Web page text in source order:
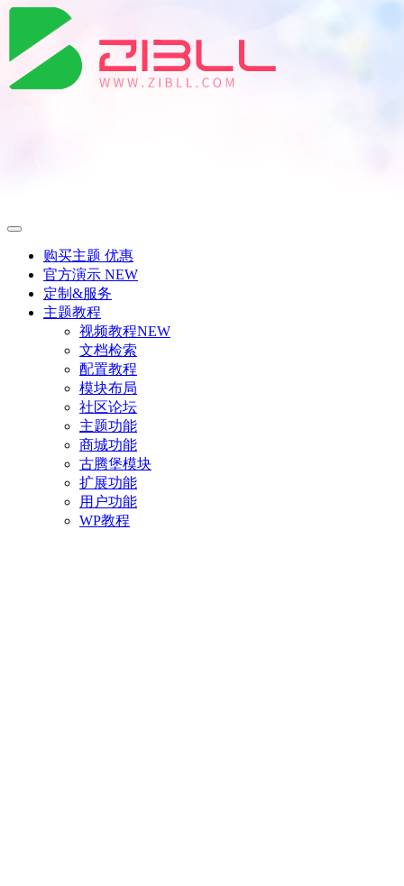
购买主题 优惠
官方演示 NEW
定制&服务
主题教程
视频教程NEW
文档检索
配置教程
模块布局
社区论坛
主题功能
商城功能
古腾堡模块
扩展功能
用户功能
WP教程